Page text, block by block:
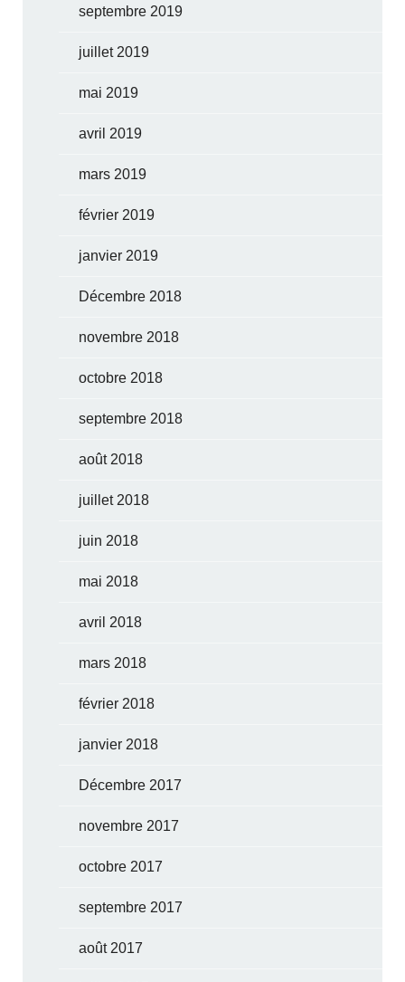
septembre 2019
juillet 2019
mai 2019
avril 2019
mars 2019
février 2019
janvier 2019
Décembre 2018
novembre 2018
octobre 2018
septembre 2018
août 2018
juillet 2018
juin 2018
mai 2018
avril 2018
mars 2018
février 2018
janvier 2018
Décembre 2017
novembre 2017
octobre 2017
septembre 2017
août 2017